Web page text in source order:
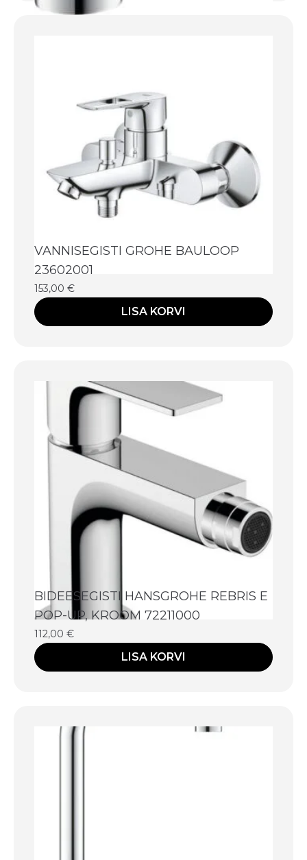
VANNISEGISTI GROHE BAULOOP
23602001
153,00 €
LISA KORVI
BIDEESEGISTI HANSGROHE REBRIS E
POP-UP, KROOM 72211000
112,00 €
LISA KORVI